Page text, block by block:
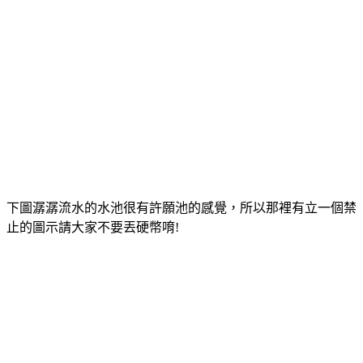
下圖潺潺流水的水池很有許願池的感覺，所以那裡有立一個禁
止的圖示請大家不要丟硬幣唷!